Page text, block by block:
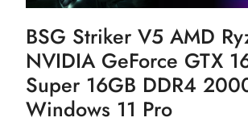
BSG Striker V5 AMD
NVIDIA GeForce GTX
Super 16GB DDR4
Windows 11 Pro